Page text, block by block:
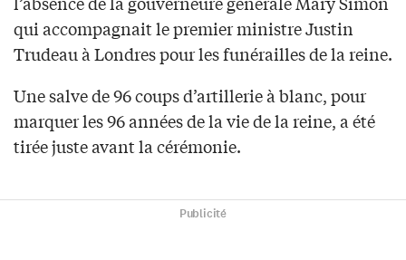
qui accompagnait le premier ministre Justin
Trudeau à Londres pour les funérailles de la reine.
Une salve de 96 coups d’artillerie à blanc, pour
marquer les 96 années de la vie de la reine, a été
tirée juste avant la cérémonie.
Publicité